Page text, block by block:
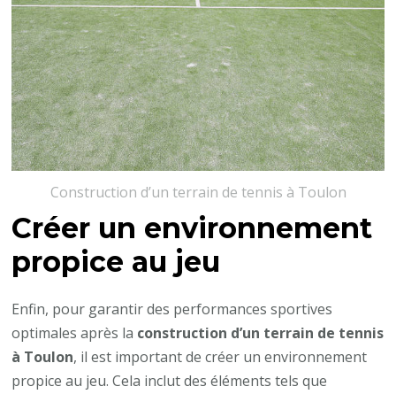
Construction d’un terrain de tennis à Toulon
Créer un environnement
propice au jeu
Enfin, pour garantir des performances sportives
optimales après la construction d’un terrain de tennis
à Toulon, il est important de créer un environnement
propice au jeu. Cela inclut des éléments tels que